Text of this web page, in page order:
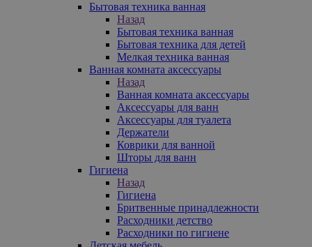
Бытовая техника ванная
Назад
Бытовая техника ванная
Бытовая техника для детей
Мелкая техника ванная
Ванная комната аксессуары
Назад
Ванная комната аксессуары
Аксессуары для ванн
Аксессуары для туалета
Держатели
Коврики для ванной
Шторы для ванн
Гигиена
Назад
Гигиена
Бритвенные принадлежности
Расходники детство
Расходники по гигиене